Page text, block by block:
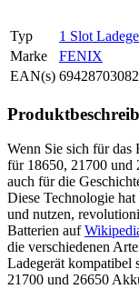
Typ
1 Slot
Marke
FENIX
EAN(s)
Wenn Sie sich für
für 18650, 21700 und
auch für die
Diese Technologie
und nutzen,
Batterien auf
die verschiedenen
Ladegerät kompatibel
21700 und 26650